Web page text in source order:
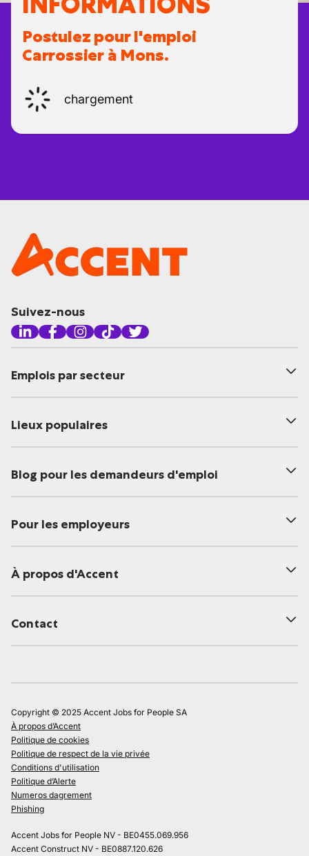
Postulez pour l'emploi
Carrossier à Mons.
chargement
Suivez-nous
Emplois par secteur
Lieux populaires
Blog pour les demandeurs d'emploi
Pour les employeurs
À propos d'Accent
Contact
Copyright © 2025 Accent Jobs for People SA
À propos d’Accent
Politique de cookies
Politique de respect de la vie privée
Conditions d'utilisation
Politique d’Alerte
Numeros dagrement
Phishing
Accent Jobs for People NV - BE0455.069.956
Accent Construct NV - BE0887.120.626